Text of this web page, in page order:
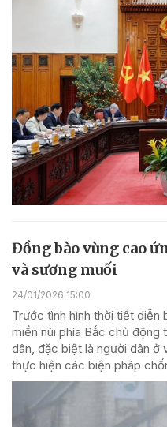
Đồng bào vùng cao
và sương muối
24/01/2026 15:00
Trước tình hình thời tiết diễn
miền núi phía Bắc chủ động
dân, đặc biệt là người dân ở
thực hiện các biện pháp